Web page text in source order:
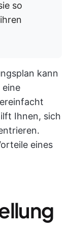
so
kann
eine
Ihnen, sich
eines